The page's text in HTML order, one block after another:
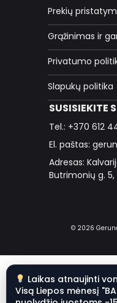
Prekių
Grąžinimas ir
Privatumo
Slapukų politika
SUSISIEKITE
Tel.: +370 612
El. paštas:
Adresas:
Butrimonių g. 5,
© 2026
Laikas atnaujinti
Visą Liepos mėnesį